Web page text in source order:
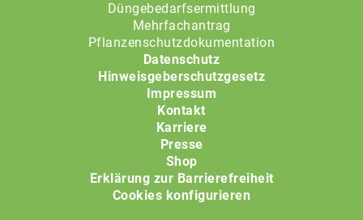
Düngebedarfsermittlung
Mehrfachantrag
Pflanzenschutzdokumentation
Datenschutz
Hinweisgeberschutzgesetz
Impressum
Kontakt
Karriere
Presse
Shop
Erklärung zur Barrierefreiheit
Cookies konfigurieren